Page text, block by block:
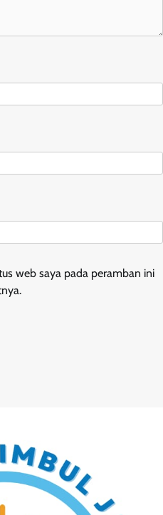
web saya pada peramban ini